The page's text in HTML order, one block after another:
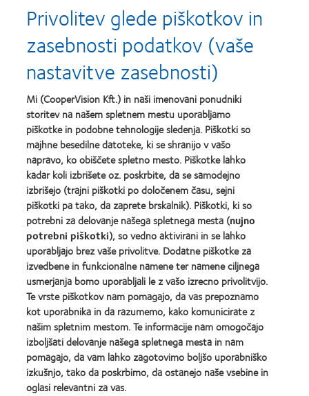
2010
Top
Workplaces
in
Bay
2012
&
2011
Healthiest
in
the
Bay
Area
Learn
more
about
Contact
Lens
Product
of
the
Year
Learn
more
about
Silmo
d’Or
best
product
award
with
MyDay™
Learn
more
about
Hermes
Creative
Awards
Learn
more
about
EyeVote
Readers’
Choice
Awards
Naši izdelki
Poiščite svoje kontaktne leče
Tehnologija kontaktnih leč
Najdite Optika
Privolitev glede piškotkov in
zasebnosti podatkov (vaše
nastavitve zasebnosti)
Mi (CooperVision Kft.) in naši imenovani ponudniki
storitev na našem spletnem mestu uporabljamo
piškotke in podobne tehnologije sledenja. Piškotki so
majhne besedilne datoteke, ki se shranijo v vašo
napravo, ko obiščete spletno mesto. Piškotke lahko
kadar koli izbrišete oz. poskrbite, da se samodejno
izbrišejo (trajni piškotki po določenem času, sejni
piškotki pa tako, da zaprete brskalnik). Piškotki, ki so
potrebni za delovanje našega spletnega mesta (nujno
potrebni piškotki), so vedno aktivirani in se lahko
uporabljajo brez vaše privolitve. Dodatne piškotke za
izvedbene in funkcionalne namene ter namene ciljnega
usmerjanja bomo uporabljali le z vašo izrecno privolitvijo.
Te vrste piškotkov nam pomagajo, da vas prepoznamo
kot uporabnika in da razumemo, kako komunicirate z
našim spletnim mestom. Te informacije nam omogočajo
izboljšati delovanje našega spletnega mesta in nam
pomagajo, da vam lahko zagotovimo boljšo uporabniško
izkušnjo, tako da poskrbimo, da ostanejo naše vsebine in
oglasi relevantni za vas.